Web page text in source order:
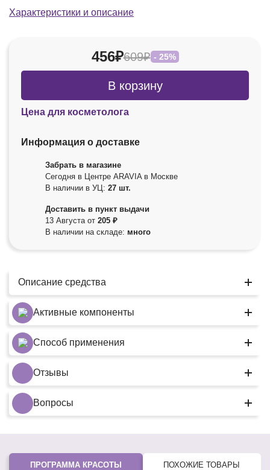
Характеристики и описание
456₽609₽ - 25%
В корзину
Цена для косметолога
Информация о доставке
Забрать в магазине
Сегодня в Центре ARAVIA в Москве
В наличии в УЦ: 27 шт.
Доставить в пункт выдачи
13 Августа от 205 ₽
В наличии на складе: много
Описание средства
Активные компоненты
Способ применения
Отзывы
Вопросы
ПРОГРАММА КРАСОТЫ ПОХОЖИЕ ТОВАРЫ